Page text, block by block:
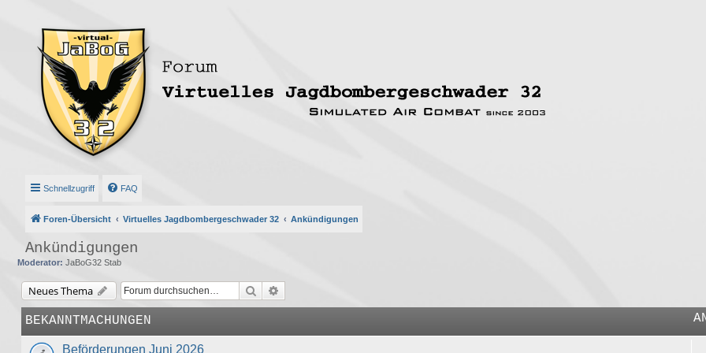
Schnellzugriff FAQ
Foren-Übersicht Virtuelles Jagdbombergeschwader 32 Ankündigungen
Ankündigungen
Moderator: JaBoG32 Stab
Neues Thema Suche
BEKANNTMACHUNGEN
Beförderungen Juni 2026